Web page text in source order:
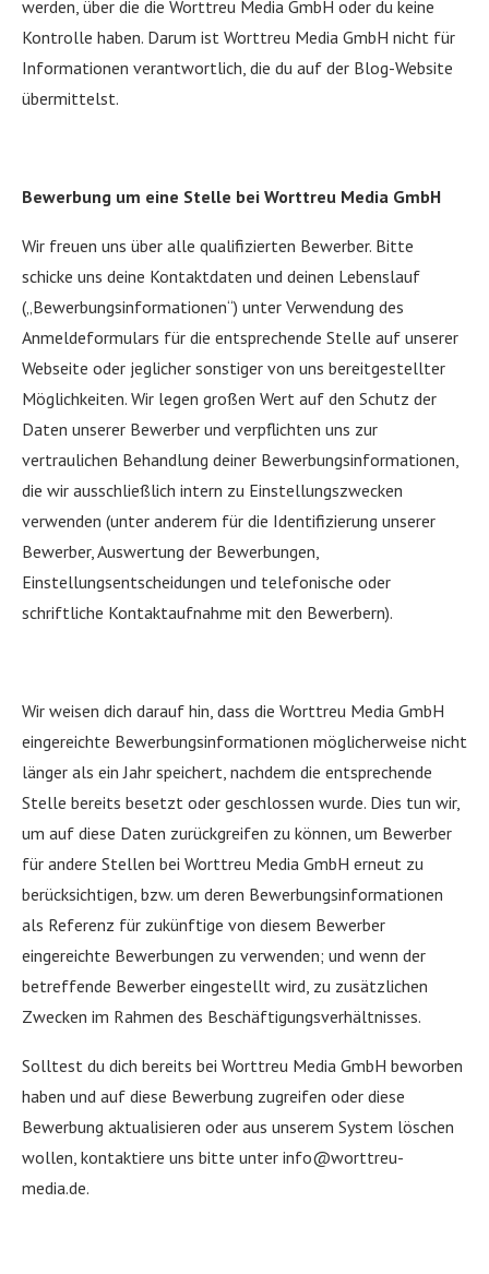
werden, über die die Worttreu Media GmbH oder du keine
Kontrolle haben. Darum ist Worttreu Media GmbH nicht für
Informationen verantwortlich, die du auf der Blog-Website
übermittelst.
Bewerbung um eine Stelle bei Worttreu Media GmbH
Wir freuen uns über alle qualifizierten Bewerber. Bitte
schicke uns deine Kontaktdaten und deinen Lebenslauf
(„Bewerbungsinformationen“) unter Verwendung des
Anmeldeformulars für die entsprechende Stelle auf unserer
Webseite oder jeglicher sonstiger von uns bereitgestellter
Möglichkeiten. Wir legen großen Wert auf den Schutz der
Daten unserer Bewerber und verpflichten uns zur
vertraulichen Behandlung deiner Bewerbungsinformationen,
die wir ausschließlich intern zu Einstellungszwecken
verwenden (unter anderem für die Identifizierung unserer
Bewerber, Auswertung der Bewerbungen,
Einstellungsentscheidungen und telefonische oder
schriftliche Kontaktaufnahme mit den Bewerbern).
Wir weisen dich darauf hin, dass die Worttreu Media GmbH
eingereichte Bewerbungsinformationen möglicherweise nicht
länger als ein Jahr speichert, nachdem die entsprechende
Stelle bereits besetzt oder geschlossen wurde. Dies tun wir,
um auf diese Daten zurückgreifen zu können, um Bewerber
für andere Stellen bei Worttreu Media GmbH erneut zu
berücksichtigen, bzw. um deren Bewerbungsinformationen
als Referenz für zukünftige von diesem Bewerber
eingereichte Bewerbungen zu verwenden; und wenn der
betreffende Bewerber eingestellt wird, zu zusätzlichen
Zwecken im Rahmen des Beschäftigungsverhältnisses.
Solltest du dich bereits bei Worttreu Media GmbH beworben
haben und auf diese Bewerbung zugreifen oder diese
Bewerbung aktualisieren oder aus unserem System löschen
wollen, kontaktiere uns bitte unter info@worttreu-
media.de.